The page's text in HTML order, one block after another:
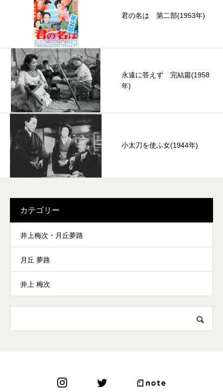
君の名は 第二部(1953年)
永遠に答えず 完結篇(1958
年)
小太刀を使ふ女(1944年)
カテゴリー
井上梅次・月丘夢路
月丘 夢路
井上 梅次